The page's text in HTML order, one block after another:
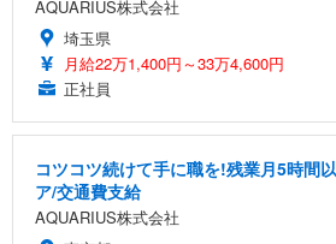
AQUARIUS株式会社
埼玉県
月給22万1,400円～33万4,600円
正社員
コツコツ続けて手に職を!残業月5時間
ア/交通費支給
AQUARIUS株式会社